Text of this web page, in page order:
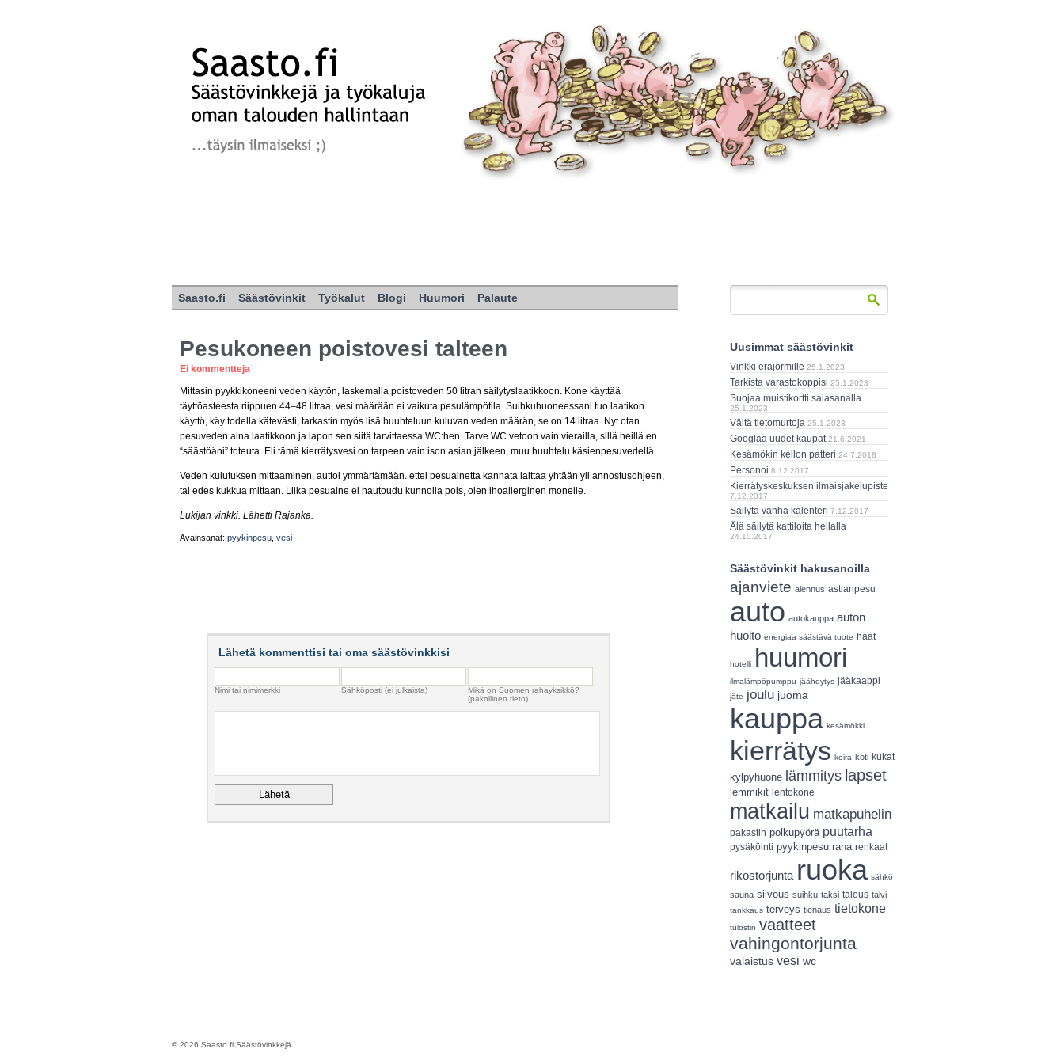
Saasto.fi Säästövinkit Työkalut Blogi Huumori Palaute
Pesukoneen poistovesi talteen
Ei kommentteja
Mittasin pyykkikoneeni veden käytön, laskemalla poistoveden 50 litran säilytyslaatikkoon. Kone käyttää
täyttöasteesta riippuen 44–48 litraa, vesi määrään ei vaikuta pesulämpötila. Suihkuhuoneessani tuo laatikon
käyttö, käy todella kätevästi, tarkastin myös lisä huuhteluun kuluvan veden määrän, se on 14 litraa. Nyt otan
pesuveden aina laatikkoon ja lapon sen siitä tarvittaessa WC:hen. Tarve WC vetoon vain vierailla, sillä heillä en
“säästöäni” toteuta. Eli tämä kierrätysvesi on tarpeen vain ison asian jälkeen, muu huuhtelu käsienpesuvedellä.
Veden kulutuksen mittaaminen, auttoi ymmärtämään. ettei pesuainetta kannata laittaa yhtään yli annostusohjeen,
tai edes kukkua mittaan. Liika pesuaine ei hautoudu kunnolla pois, olen ihoallerginen monelle.
Lukijan vinkki. Lähetti Rajanka.
Avainsanat: pyykinpesu vesi
Lähetä kommenttisi tai oma säästövinkkisi
Nimi tai nimimerkki Sähköposti (ei julkaista)
Mikä on Suomen rahayksikkö?
(pakollinen tieto)
Uusimmat säästövinkit
Vinkki eräjormille 25.1.2023
Tarkista varastokoppisi 25.1.2023
Suojaa muistikortti salasanalla
25.1.2023
Vältä tietomurtoja 25.1.2023
Googlaa uudet kaupat 21.6.2021
Kesämökin kellon patteri 24.7.2018
Personoi 8.12.2017
Kierrätyskeskuksen ilmaisjakelupiste
7.12.2017
Säilytä vanha kalenteri 7.12.2017
Älä säilytä kattiloita hellalla
24.10.2017
Säästövinkit hakusanoilla
ajanviete alennus astianpesu
auto autokauppa auton
huolto energiaa säästävä tuote häät
hotelli huumori
ilmalämpöpumppu jäähdytys jääkaappi
jäte joulu juoma
kauppa kesämökki
kierrätys koira koti kukat
kylpyhuone lämmitys lapset
lemmikit lentokone
matkailu matkapuhelin
pakastin polkupyörä puutarha
pysäköinti pyykinpesu raha renkaat
rikostorjunta ruoka sähkö
sauna siivous suihku taksi talous talvi
tankkaus terveys tienaus tietokone
tulostin vaatteet
vahingontorjunta
valaistus vesi wc
© 2026 Saasto.fi Säästövinkkejä